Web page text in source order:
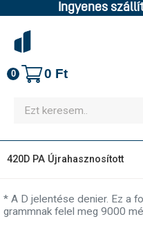
Ingyenes
0 0 Ft
420D PA Újrahasznosított
* A D jelentése denier. Ez a
grammnak felel meg 9000